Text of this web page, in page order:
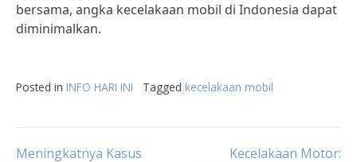
bersama, angka kecelakaan mobil di Indonesia dapat
diminimalkan.
Posted in INFO HARI INI Tagged kecelakaan mobil
Meningkatnya Kasus
Kecelakaan Motor: